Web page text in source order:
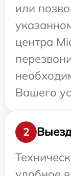
или
центра
Вашего
2